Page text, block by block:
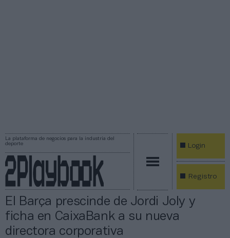
La plataforma de negocios para la industria del
deporte
Login
Registro
El Barça prescinde de Jordi Joly y
ficha en CaixaBank a su nueva
directora corporativa